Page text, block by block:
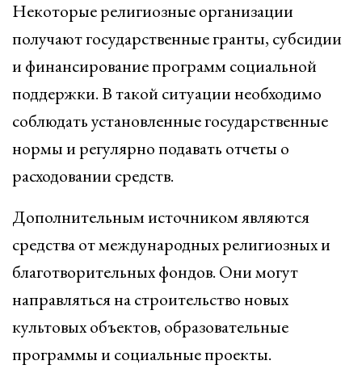
Некоторые религиозные организации
получают государственные гранты, субсидии
и финансирование программ социальной
поддержки. В такой ситуации необходимо
соблюдать установленные государственные
нормы и регулярно подавать отчеты о
расходовании средств.
Дополнительным источником являются
средства от международных религиозных и
благотворительных фондов. Они могут
направляться на строительство новых
культовых объектов, образовательные
программы и социальные проекты.